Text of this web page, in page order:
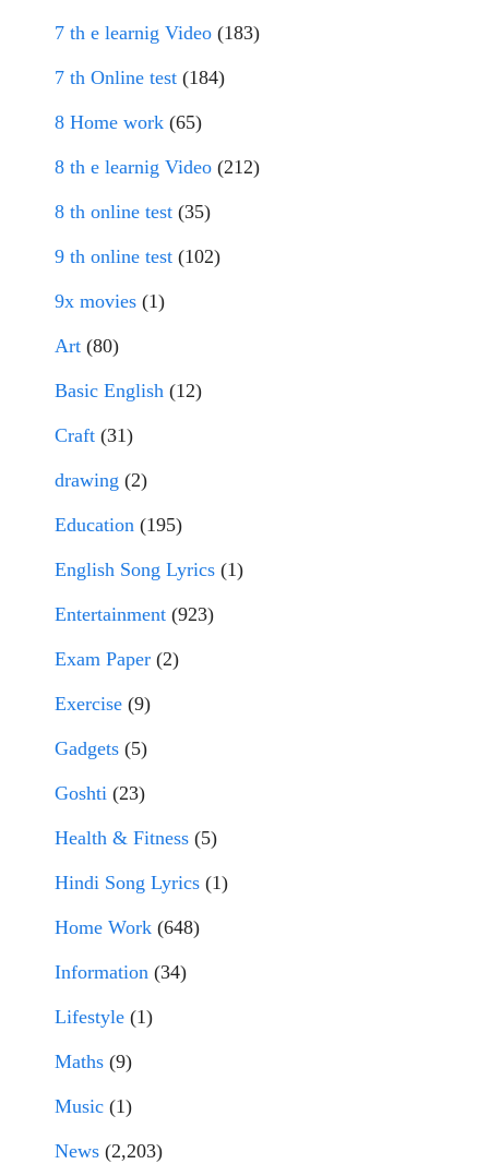
7 th e learnig Video (183)
7 th Online test (184)
8 Home work (65)
8 th e learnig Video (212)
8 th online test (35)
9 th online test (102)
9x movies (1)
Art (80)
Basic English (12)
Craft (31)
drawing (2)
Education (195)
English Song Lyrics (1)
Entertainment (923)
Exam Paper (2)
Exercise (9)
Gadgets (5)
Goshti (23)
Health & Fitness (5)
Hindi Song Lyrics (1)
Home Work (648)
Information (34)
Lifestyle (1)
Maths (9)
Music (1)
News (2,203)